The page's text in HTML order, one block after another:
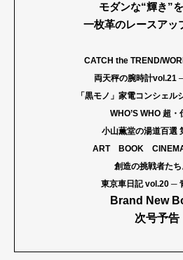
モダンな“輝き”を
一枚革のレースアッ
CATCH the TREND/
両天秤の腕時計vol.21
「黒モノ」家電コンシェル
WHO’S WHO 超・
小山薫堂の湯道百選
ART BOOK
創造の挑戦者た
東京車日記 vol.20 ─
Brand New
次号予告